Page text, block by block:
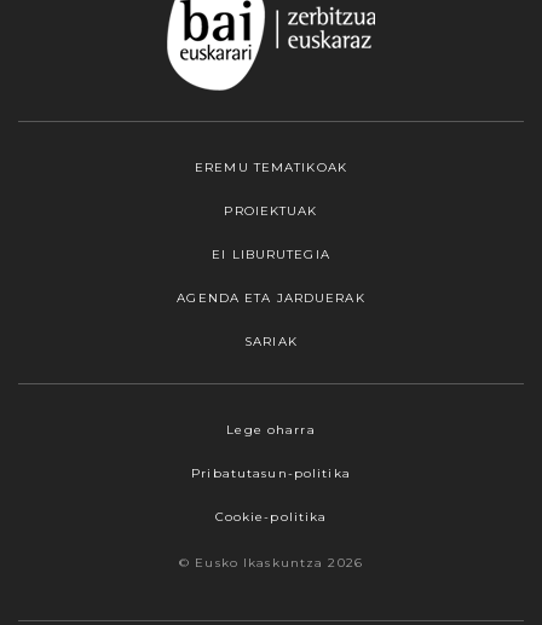
EREMU TEMATIKOAK
PROIEKTUAK
EI LIBURUTEGIA
AGENDA ETA JARDUERAK
SARIAK
Lege oharra
Pribatutasun-politika
Cookie-politika
© Eusko Ikaskuntza 2026